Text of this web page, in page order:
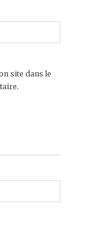
site dans le